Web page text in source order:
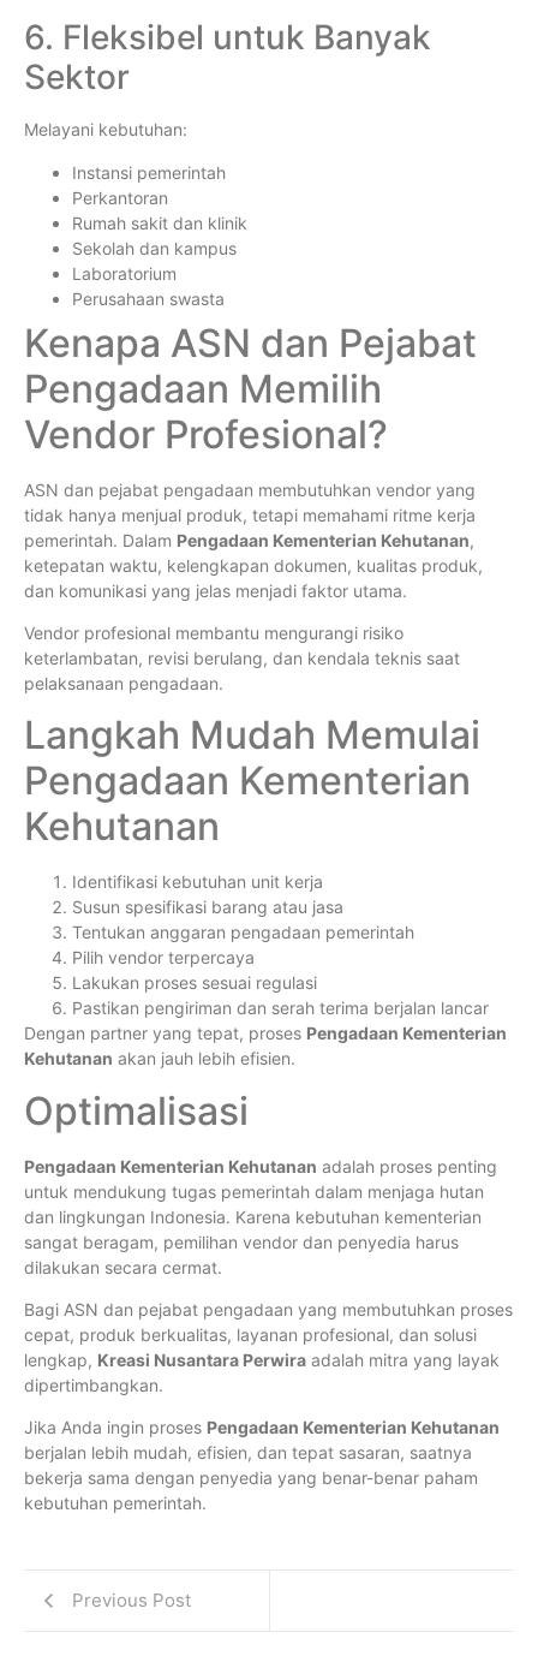
6. Fleksibel untuk Banyak
Sektor
Melayani kebutuhan:
Instansi pemerintah
Perkantoran
Rumah sakit dan klinik
Sekolah dan kampus
Laboratorium
Perusahaan swasta
Kenapa ASN dan Pejabat
Pengadaan Memilih
Vendor Profesional?
ASN dan pejabat pengadaan membutuhkan vendor yang
tidak hanya menjual produk, tetapi memahami ritme kerja
pemerintah. Dalam Pengadaan Kementerian Kehutanan,
ketepatan waktu, kelengkapan dokumen, kualitas produk,
dan komunikasi yang jelas menjadi faktor utama.
Vendor profesional membantu mengurangi risiko
keterlambatan, revisi berulang, dan kendala teknis saat
pelaksanaan pengadaan.
Langkah Mudah Memulai
Pengadaan Kementerian
Kehutanan
Identifikasi kebutuhan unit kerja
Susun spesifikasi barang atau jasa
Tentukan anggaran pengadaan pemerintah
Pilih vendor terpercaya
Lakukan proses sesuai regulasi
Pastikan pengiriman dan serah terima berjalan lancar
Dengan partner yang tepat, proses Pengadaan Kementerian
Kehutanan akan jauh lebih efisien.
Optimalisasi
Pengadaan Kementerian Kehutanan adalah proses penting
untuk mendukung tugas pemerintah dalam menjaga hutan
dan lingkungan Indonesia. Karena kebutuhan kementerian
sangat beragam, pemilihan vendor dan penyedia harus
dilakukan secara cermat.
Bagi ASN dan pejabat pengadaan yang membutuhkan proses
cepat, produk berkualitas, layanan profesional, dan solusi
lengkap, Kreasi Nusantara Perwira adalah mitra yang layak
dipertimbangkan.
Jika Anda ingin proses Pengadaan Kementerian Kehutanan
berjalan lebih mudah, efisien, dan tepat sasaran, saatnya
bekerja sama dengan penyedia yang benar-benar paham
kebutuhan pemerintah.
Previous Post